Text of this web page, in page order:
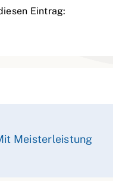
Eintrag:
Meisterleistung